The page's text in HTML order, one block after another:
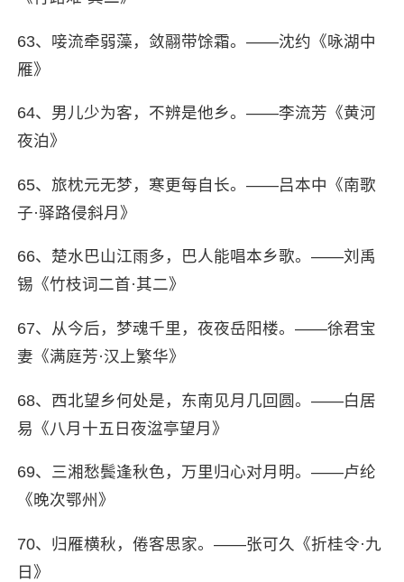
63、唼流牵弱藻，敛翮带馀霜。——沈约《咏湖中
雁》
64、男儿少为客，不辨是他乡。——李流芳《黄河
夜泊》
65、旅枕元无梦，寒更每自长。——吕本中《南歌
子·驿路侵斜月》
66、楚水巴山江雨多，巴人能唱本乡歌。——刘禹
锡《竹枝词二首·其二》
67、从今后，梦魂千里，夜夜岳阳楼。——徐君宝
妻《满庭芳·汉上繁华》
68、西北望乡何处是，东南见月几回圆。——白居
易《八月十五日夜湓亭望月》
69、三湘愁鬓逢秋色，万里归心对月明。——卢纶
《晚次鄂州》
70、归雁横秋，倦客思家。——张可久《折桂令·九
日》